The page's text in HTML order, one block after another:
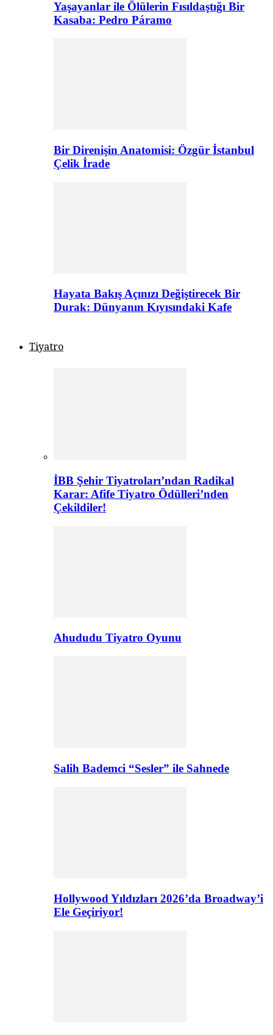
Yaşayanlar ile Ölülerin Fısıldaştığı Bir
Kasaba: Pedro Páramo
Bir Direnişin Anatomisi: Özgür İstanbul
Çelik İrade
Hayata Bakış Açınızı Değiştirecek Bir
Durak: Dünyanın Kıyısındaki Kafe
Tiyatro
İBB Şehir Tiyatroları’ndan Radikal
Karar: Afife Tiyatro Ödülleri’nden
Çekildiler!
Ahududu Tiyatro Oyunu
Salih Bademci “Sesler” ile Sahnede
Hollywood Yıldızları 2026’da Broadway’i
Ele Geçiriyor!